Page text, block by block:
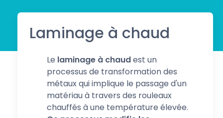
Laminage à chaud
Le laminage à chaudest un
processus de transformation des
métaux qui implique le passage d'un
matériau à travers des rouleaux
chauffés à une température élevée.